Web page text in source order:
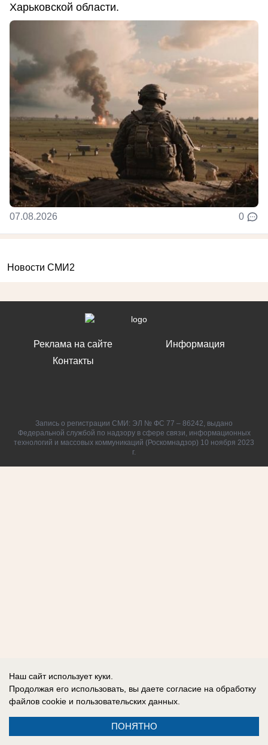
Харьковской области.
07.08.2026 0
Новости СМИ2
Реклама на сайте
Контакты
Информация
Запись о регистрации СМИ: ЭЛ № ФС 77 – 86242, выдано
Федеральной службой по надзору в сфере связи, информационных
технологий и массовых коммуникаций (Роскомнадзор) 10 ноября 2023
г.
Наш сайт использует куки.
Продолжая его использовать, вы даете согласие на обработку
файлов cookie и пользовательских данных.
ПОНЯТНО